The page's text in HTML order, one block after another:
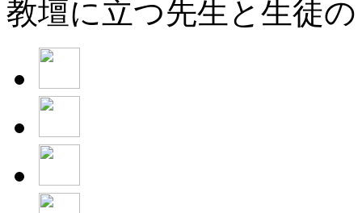
教壇に立つ先生と生徒